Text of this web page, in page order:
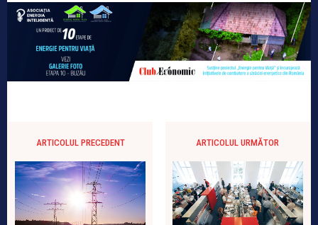
ARTICOLUL PRECEDENT ARTICOLUL URMĂTOR